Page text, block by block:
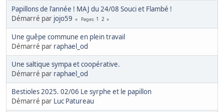
Papillons de l'année ! MAJ du 24/08 Souci et Flambé !
Démarré par jojo59 Pages 1 2
Une guêpe commune en plein travail
Démarré par raphael_od
Une saltique sympa et coopérative.
Démarré par raphael_od
Bestioles 2025. 02/06 Le syrphe et le papillon
Démarré par Luc Patureau